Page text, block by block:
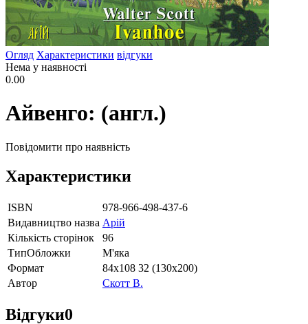
Огляд Характеристики відгуки
Нема у наявності
0.00
Айвенго: (англ.)
Повідомити про наявність
Характеристики
ISBN
978-966-498-437-6
Видавництво назва Арій
Кількість сторінок
96
ТипОбложки
М'яка
Формат
84х108 32 (130х200)
Автор
Скотт В.
Відгуки0